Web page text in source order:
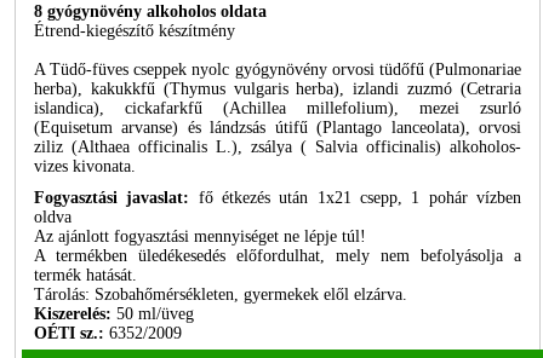
8 gyógynövény alkoholos oldata
Étrend-kiegészítő készítmény
A Tüdő-füves cseppek nyolc gyógynövény orvosi tüdőfű (Pulmonariae
herba), kakukkfű (Thymus vulgaris herba), izlandi zuzmó (Cetraria
islandica), cickafarkfű (Achillea millefolium), mezei zsurló
(Equisetum arvanse) és lándzsás útifű (Plantago lanceolata), orvosi
ziliz (Althaea officinalis L.), zsálya ( Salvia officinalis) alkoholos-
vizes kivonata.
Fogyasztási javaslat: fő étkezés után 1x21 csepp, 1 pohár vízben
oldva
Az ajánlott fogyasztási mennyiséget ne lépje túl!
A termékben üledékesedés előfordulhat, mely nem befolyásolja a
termék hatását.
Tárolás: Szobahőmérsékleten, gyermekek elől elzárva.
Kiszerelés: 50 ml/üveg
OÉTI sz.: 6352/2009